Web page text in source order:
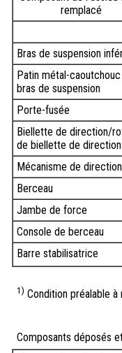
remplacé
Bras de suspension
Patin métal-
bras de suspension
Porte-fusée
Biellette de direction/
de biellette de direction
Mécanisme de direction
Berceau
Jambe de force
Console de berceau
Barre stabilisatrice
1) Condition préalable
Composants déposés